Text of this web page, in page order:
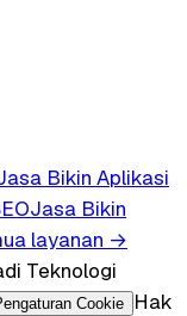
Bikin Aplikasi
Jasa Bikin
layanan →
Teknologi
Cookie
Hak